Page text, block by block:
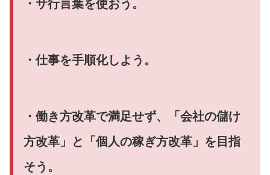
・サ行言葉を使おう。
・仕事を手順化しよう。
・働き方改革で満足せず、「会社の儲け
方改革」と「個人の稼ぎ方改革」を目指
そう。